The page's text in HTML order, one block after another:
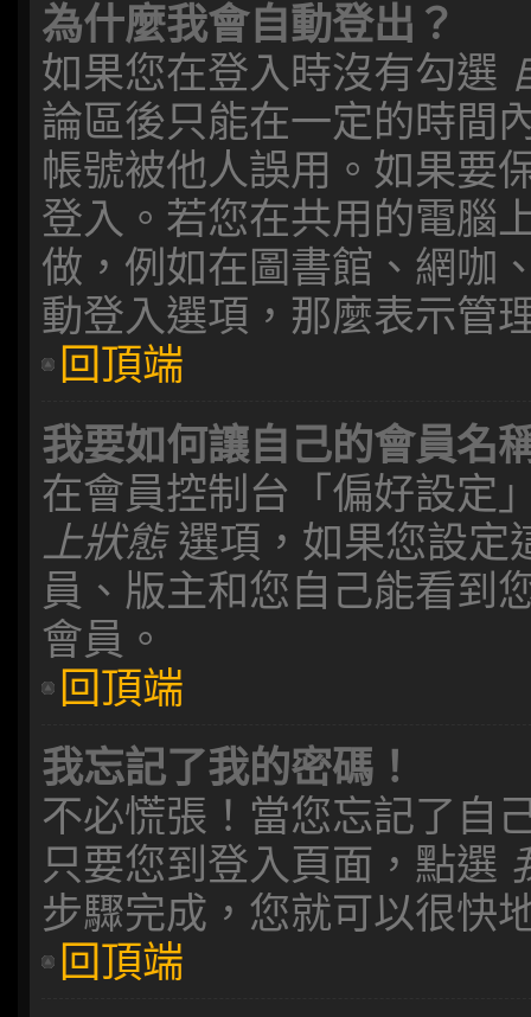
為什麼我會自動登出？
如果您在登入時沒有勾選
論區後只能在一定的時間
帳號被他人誤用。如果要
登入。若您在共用的電腦
做，例如在圖書館、網咖
動登入選項，那麼表示管
回頂端
我要如何讓自己的會員名
在會員控制台「偏好設定
上狀態選項，如果您設定
員、版主和您自己能看到
會員。
回頂端
我忘記了我的密碼！
不必慌張！當您忘記了自
只要您到登入頁面，點選
步驟完成，您就可以很快
回頂端